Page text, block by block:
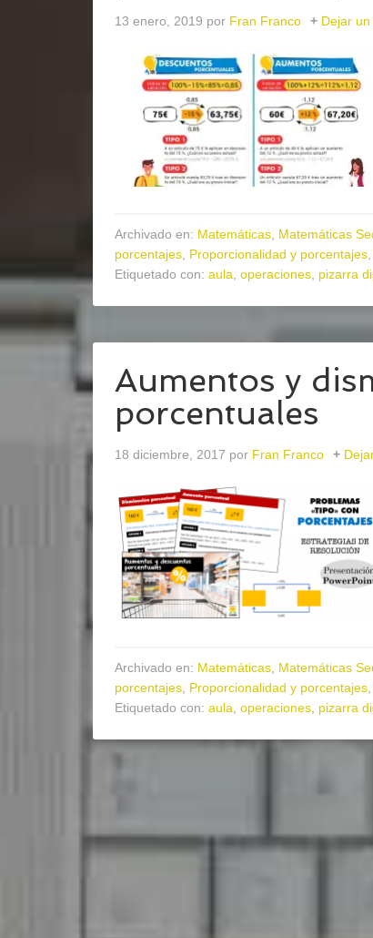
13 enero, 2019 por Fran Franco Dejar
Archivado en: Matemáticas Matemáticas
porcentajes Proporcionalidad y porcentajes
Etiquetado con: aula operaciones pizarra
Aumentos y
porcentuales
18 diciembre, 2017 por Fran Franco
Archivado en: Matemáticas Matemáticas
porcentajes Proporcionalidad y porcentajes
Etiquetado con: aula operaciones pizarra